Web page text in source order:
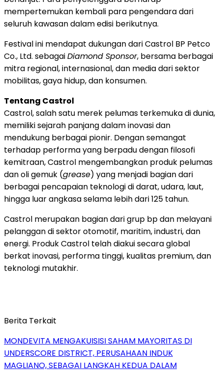
mempertemukan kembali para pengendara dari
seluruh kawasan dalam edisi berikutnya.
Festival ini mendapat dukungan dari Castrol BP Petco
Co., Ltd. sebagaiDiamond Sponsor, bersama berbagai
mitra regional, internasional, dan media dari sektor
mobilitas, gaya hidup, dan konsumen.
Tentang Castrol
Castrol, salah satu merek pelumas terkemuka di dunia,
memiliki sejarah panjang dalam inovasi dan
mendukung berbagai pionir. Dengan semangat
terhadap performa yang berpadu dengan filosofi
kemitraan, Castrol mengembangkan produk pelumas
dan oli gemuk (grease) yang menjadi bagian dari
berbagai pencapaian teknologi di darat, udara, laut,
hingga luar angkasa selama lebih dari 125 tahun.
Castrol merupakan bagian dari grup bp dan melayani
pelanggan di sektor otomotif, maritim, industri, dan
energi. Produk Castrol telah diakui secara global
berkat inovasi, performa tinggi, kualitas premium, dan
teknologi mutakhir.
Berita Terkait
MONDEVITA MENGAKUISISI SAHAM MAYORITAS DI
UNDERSCORE DISTRICT, PERUSAHAAN INDUK
MAGLIANO, SEBAGAI LANGKAH KEDUA DALAM